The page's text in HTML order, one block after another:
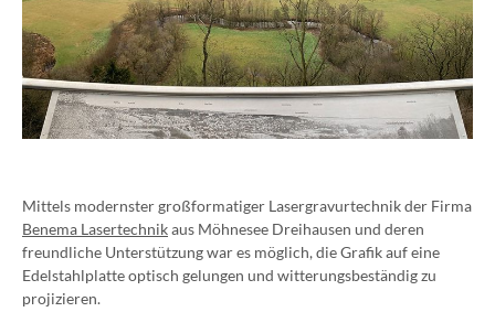
Mittels modernster großformatiger Lasergravurtechnik der Firma
Benema Lasertechnikaus Möhnesee Dreihausen und deren
freundliche Unterstützung war es möglich, die Grafik auf eine
Edelstahlplatte optisch gelungen und witterungsbeständig zu
projizieren.